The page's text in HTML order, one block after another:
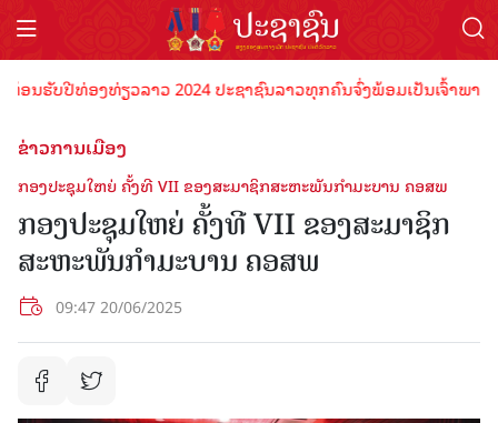
ບປີທ່ອງທ່ຽວລາວ 2024 ປະຊາຊົນລາວທຸກຄົນຈົ່ງພ້ອມເປັນເຈົ້າພາບທີ່ດີ
ຂ່າວການເມືອງ
ກອງປະຊຸມໃຫຍ່ ຄັ້ງທີ VII ຂອງສະມາຊິກສະຫະພັນກຳມະບານ ຄອສພ
ກອງປະຊຸມໃຫຍ່ ຄັ້ງທີ VII ຂອງສະມາຊິກ
ສະຫະພັນກຳມະບານ ຄອສພ
09:47 20/06/2025